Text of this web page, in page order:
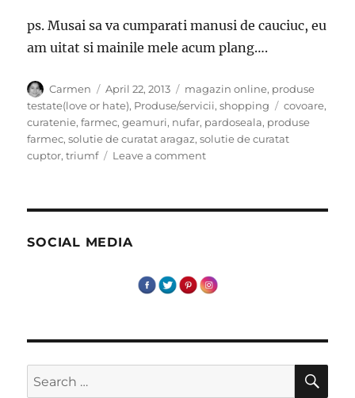
ps. Musai sa va cumparati manusi de cauciuc, eu
am uitat si mainile mele acum plang….
Author
Carmen
Posted
on
April 22, 2013 Categories
magazin online, produse
testate(love or hate), Produse/servicii,shopping Tags
covoare,
curatenie,farmec,geamuri, nufar, pardoseala, produse
farmec,solutie de curatat aragaz,solutie de curatat
cuptor,triumf Leave a commenton
SOCIAL MEDIA
Search